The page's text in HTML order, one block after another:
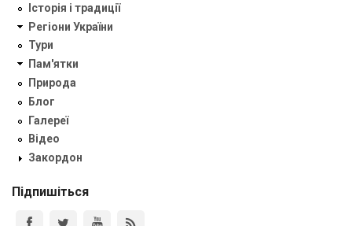
Історія і традиції
Регіони України
Тури
Пам'ятки
Природа
Блог
Галереї
Відео
Закордон
Підпишіться